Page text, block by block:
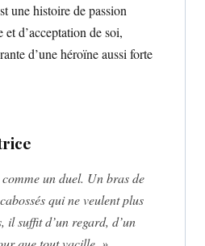
une histoire de passion
d’acceptation de soi,
d’une héroïne aussi forte
un duel. Un bras de
qui ne veulent plus
il suffit d’un regard, d’un